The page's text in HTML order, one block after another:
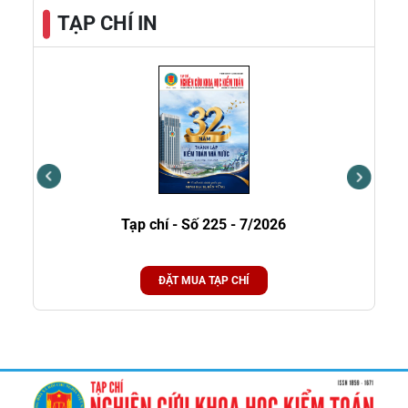
TẠP CHÍ IN
Tạp chí - Số 225 - 7/2026
ĐẶT MUA TẠP CHÍ